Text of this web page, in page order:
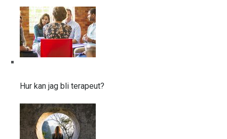
Hur kan jag bli terapeut?